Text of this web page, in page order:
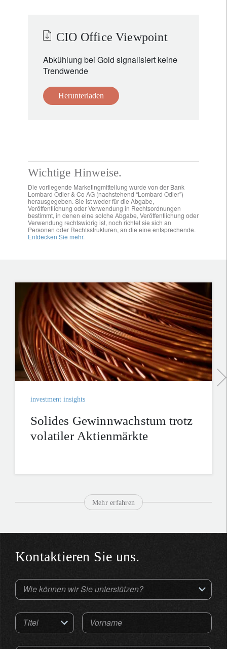
CIO Office Viewpoint
Abkühlung bei Gold signalisiert keine
Trendwende
Herunterladen
Wichtige Hinweise.
Die vorliegende Marketingmitteilung wurde von der Bank
Lombard Odier & Co AG (nachstehend “Lombard Odier”)
herausgegeben. Sie ist weder für die Abgabe,
Veröffentlichung oder Verwendung in Rechtsordnungen
bestimmt, in denen eine solche Abgabe, Veröffentlichung oder
Verwendung rechtswidrig ist, noch richtet sie sich an
Personen oder Rechtsstrukturen, an die eine entsprechende.
Entdecken Sie mehr.
investment insights
Solides Gewinnwachstum trotz
volatiler Aktienmärkte
Mehr erfahren
Kontaktieren Sie uns.
Wie können wir Sie unterstützen?
Titel Vorname